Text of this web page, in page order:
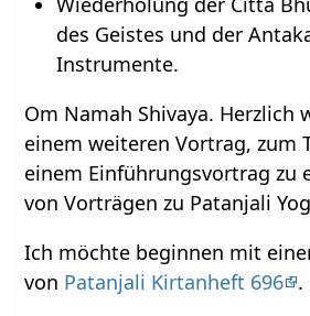
des Geistes und der
Instrumente.
Om Namah Shivaya. Herzlich
einem weiteren Vortrag, zum
einem Einführungsvortrag zu
von Vorträgen zu Patanjali
Ich möchte beginnen mit
von Patanjali Kirtanheft 696 .